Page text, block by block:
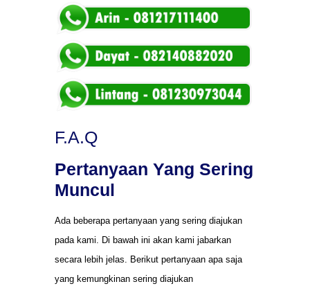
F.A.Q
Pertanyaan Yang Sering
Muncul
Ada beberapa pertanyaan yang sering diajukan
pada kami. Di bawah ini akan kami jabarkan
secara lebih jelas. Berikut pertanyaan apa saja
yang kemungkinan sering diajukan